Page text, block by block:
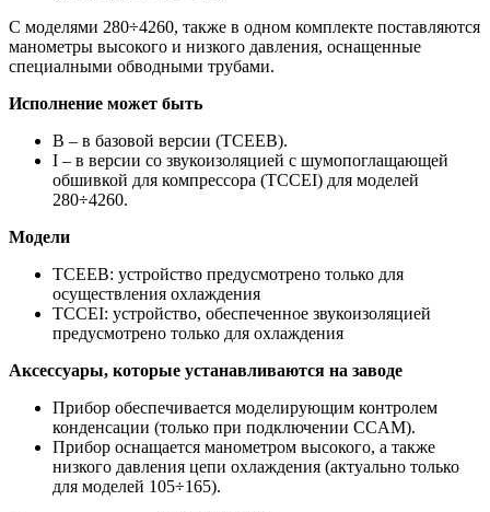
С моделями 280÷4260, также в одном комплекте поставляются
манометры высокого и низкого давления, оснащенные
специалными обводными трубами.
Исполнение может быть
B – в базовой версии (TCEEB).
I – в версии со звукоизоляцией с шумопоглащающей
обшивкой для компрессора (TCCEI) для моделей
280÷4260.
Модели
TCEEB: устройство предусмотрено только для
осуществления охлаждения
TCCEI: устройство, обеспеченное звукоизоляцией
предусмотрено только для охлаждения
Аксессуары, которые устанавливаются на заводе
Прибор обеспечивается моделирующим контролем
конденсации (только при подключении CCAM).
Прибор оснащается манометром высокого, а также
низкого давления цепи охлаждения (актуально только
для моделей 105÷165).